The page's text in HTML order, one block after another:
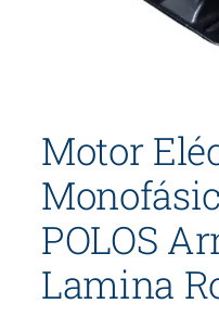
Motor
POLOS
Lamina